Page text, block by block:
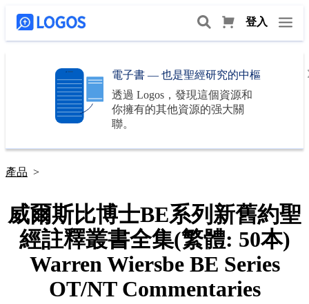
登入
電子書 — 也是聖經研究的中樞
透過 Logos ，發現這個資源和
你擁有的其他資源的强大關
聯。
產品 >
威爾斯比博士BE系列新舊約聖
經註釋叢書全集(繁體: 50本)
Warren Wiersbe BE Series
OT/NT Commentaries